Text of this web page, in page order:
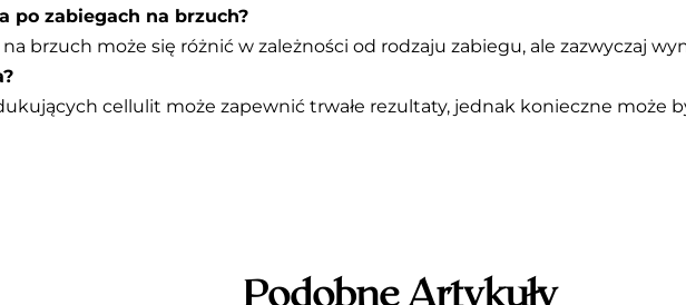
po zabiegach na brzuch?
brzuch może się różnić w zależności od rodzaju zabiegu, ale zazwyczaj
cellulit może zapewnić trwałe rezultaty, jednak konieczne może
Podobne Artykuły